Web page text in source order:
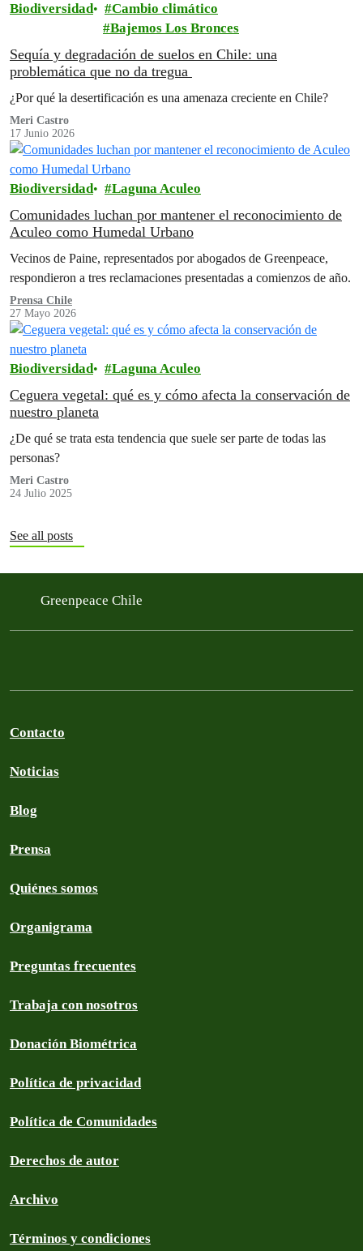
Biodiversidad
Cambio climático
Bajemos Los Bronces
Sequía y degradación de suelos en Chile: una
problemática que no da tregua
¿Por qué la desertificación es una amenaza creciente en Chile?
Meri Castro
17 Junio 2026
Biodiversidad Laguna Aculeo
Comunidades luchan por mantener el reconocimiento de
Aculeo como Humedal Urbano
Vecinos de Paine, representados por abogados de Greenpeace,
respondieron a tres reclamaciones presentadas a comienzos de año.
Prensa Chile
27 Mayo 2026
Biodiversidad Laguna Aculeo
Ceguera vegetal: qué es y cómo afecta la conservación de
nuestro planeta
¿De qué se trata esta tendencia que suele ser parte de todas las
personas?
Meri Castro
24 Julio 2025
See all posts
Greenpeace Chile
Contacto
Noticias
Blog
Prensa
Quiénes somos
Organigrama
Preguntas frecuentes
Trabaja con nosotros
Donación Biométrica
Política de privacidad
Política de Comunidades
Derechos de autor
Archivo
Términos y condiciones